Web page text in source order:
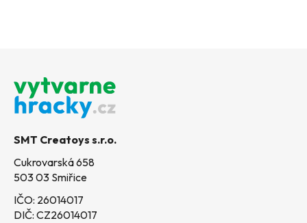
SMT Creatoys s.r.o.
Cukrovarská 658
503 03 Smiřice
IČO: 26014017
DIČ: CZ26014017